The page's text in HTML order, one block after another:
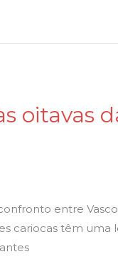
oitavas
entre
cariocas têm